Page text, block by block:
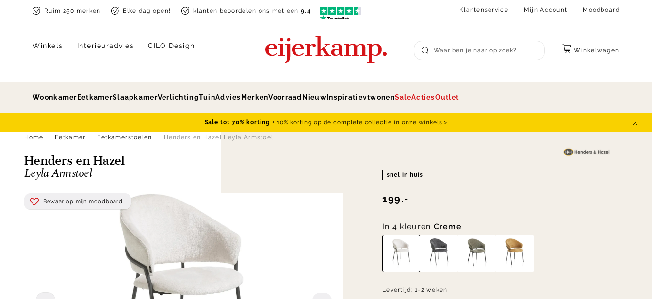
Skip to contentRuim 250 merken Elke dag open! klanten beoordelen ons met een9.4 Klantenservice Mijn Account Moodboard
Submit search
Winkelwagen
Winkels Interieuradvies CILO Design
Woonkamer EetkamerSlaapkamerVerlichtingTuinAdvies MerkenVoorraad Nieuw InspiratievtwonenSaleActiesOutlet
Sale tot 70% korting + 10% korting op de complete collectie in onze winkels >
Home
Eetkamer Eetkamerstoelen Henders en Hazel Leyla Armstoel
Henders en Hazel
Leyla Armstoel
Bewaar op mijn moodboard
snel in huis
199.-
In 4 kleuren Creme
Levertijd:1-2 weken